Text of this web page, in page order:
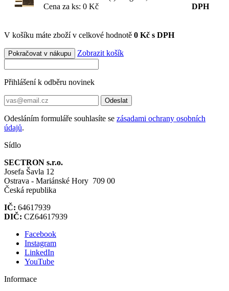
Cena za ks: 0 Kč
DPH
V košíku máte zboží v celkové hodnotě 0 Kč s DPH
Pokračovat v nákupu Zobrazit košík
Přihlášení k odběru novinek
Odeslat
Odesláním formuláře souhlasíte se zásadami ochrany osobních
údajů.
Sídlo
SECTRON s.r.o.
Josefa Šavla 12
Ostrava - Mariánské Hory 709 00
Česká republika
IČ: 64617939
DIČ: CZ64617939
Facebook
Instagram
LinkedIn
YouTube
Informace